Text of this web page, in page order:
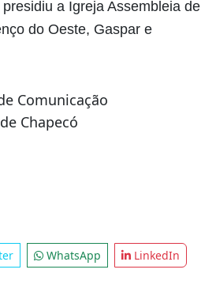
a Igreja Assembleia de
do Oeste, Gaspar e
Comunicação
Chapecó
WhatsApp LinkedIn